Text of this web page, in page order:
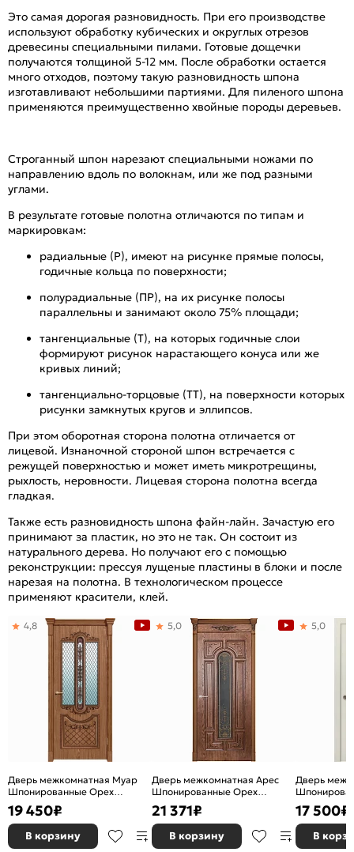
Это самая дорогая разновидность. При его производстве
используют обработку кубических и округлых отрезов
древесины специальными пилами. Готовые дощечки
получаются толщиной 5-12 мм. После обработки остается
много отходов, поэтому такую разновидность шпона
изготавливают небольшими партиями. Для пиленого шпона
применяются преимущественно хвойные породы деревьев.
Строганный шпон нарезают специальными ножами по
направлению вдоль по волокнам, или же под разными
углами.
В результате готовые полотна отличаются по типам и
маркировкам:
радиальные (Р), имеют на рисунке прямые полосы,
годичные кольца по поверхности;
полурадиальные (ПР), на их рисунке полосы
параллельны и занимают около 75% площади;
тангенциальные (Т), на которых годичные слои
формируют рисунок нарастающего конуса или же
кривых линий;
тангенциально-торцовые (ТТ), на поверхности которых
рисунки замкнутых кругов и эллипсов.
При этом оборотная сторона полотна отличается от
лицевой. Изнаночной стороной шпон встречается с
режущей поверхностью и может иметь микротрещины,
рыхлость, неровности. Лицевая сторона полотна всегда
гладкая.
Также есть разновидность шпона файн-лайн. Зачастую его
принимают за пластик, но это не так. Он состоит из
натурального дерева. Но получают его с помощью
реконструкции: прессуя лущеные пластины в блоки и после
нарезая на полотна. В технологическом процессе
применяют красители, клей.
Дверь межкомнатная Муар
Шпонированные Орех
натуральный-2, остекленная,
сатинат белый с фотопечатью,
без кромки, каркасно-
щитовая
4,8
19 450₽
В корзину
Дверь межкомнатная Арес
Шпонированные Орех
натуральный-2, остекленная,
сатинат белый с фотопечатью,
без кромки, каркасно-
щитовая
5,0
21 371₽
В корзину
Дверь
каркасно-
5,0
17 500₽
В